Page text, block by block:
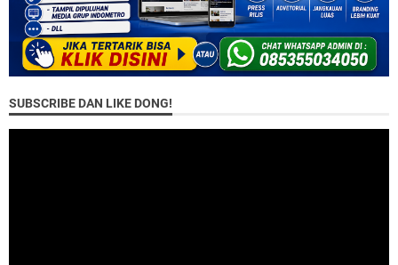
SUBSCRIBE DAN LIKE DONG!